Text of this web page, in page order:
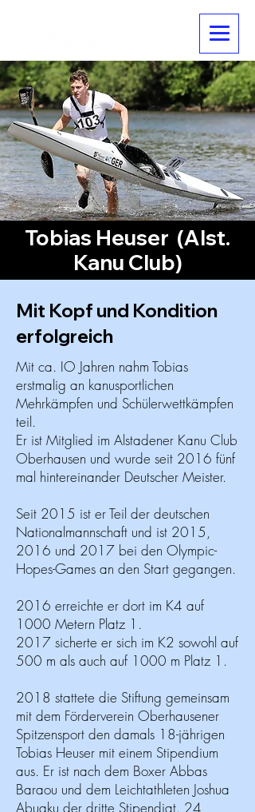
Tobias Heuser (Alst.
Kanu Club)
Mit Kopf und Kondition
erfolgreich
Mit ca. IO Jahren nahm Tobias
erstmalig an kanusportlichen
Mehrkämpfen und Schülerwettkämpfen
teil.
Er ist Mitglied im Alstadener Kanu Club
Oberhausen und wurde seit 2016 fünf
mal hintereinander Deutscher Meister.
Seit 2015 ist er Teil der deutschen
Nationalmannschaft und ist 2015,
2016 und 2017 bei den Olympic-
Hopes-Games an den Start gegangen.
2016 erreichte er dort im K4 auf
1000 Metern Platz 1.
2017 sicherte er sich im K2 sowohl auf
500 m als auch auf 1000 m Platz 1.
2018 stattete die Stiftung gemeinsam
mit dem Förderverein Oberhausener
Spitzensport den damals 18-jährigen
Tobias Heuser mit einem Stipendium
aus. Er ist nach dem Boxer Abbas
Baraou und dem Leichtathleten Joshua
Abuaku der dritte Stipendiat. 24